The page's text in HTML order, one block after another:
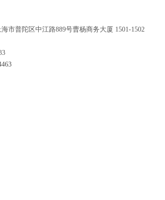
海市普陀区中江路889号曹杨商务大厦 1501-1502